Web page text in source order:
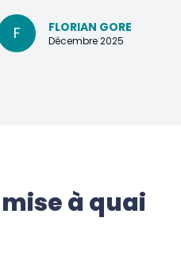
F FLORIAN GORE
Décembre 2025
à quai